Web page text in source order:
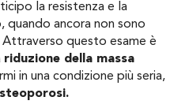
la resistenza e la
ancora non sono
questo esame è
riduzione della massa
in una condizione più seria,